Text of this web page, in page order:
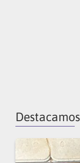
Destacamos